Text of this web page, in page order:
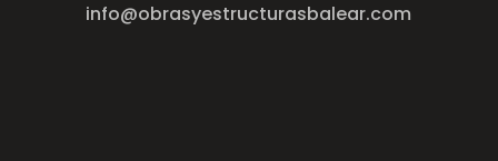
info@obrasyestructurasbalear.com